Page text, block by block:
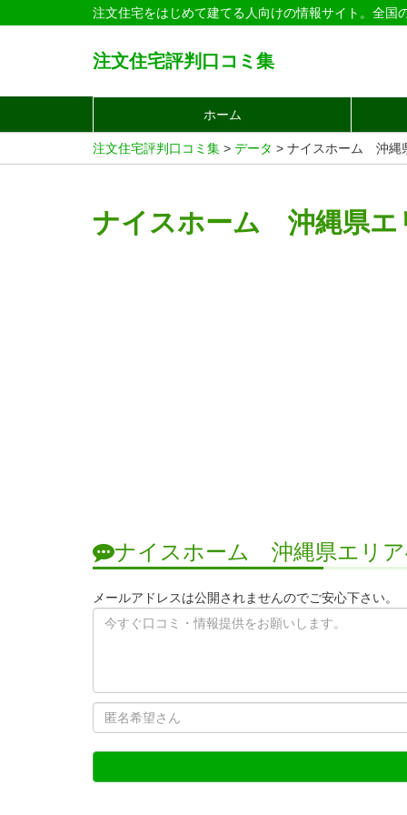
注文住宅をはじめて建てる人向けの情報サイト。全国
注文住宅評判口コミ集
ホーム
注文住宅評判口コミ集 > データ > ナイスホーム 沖縄
ナイスホーム 沖縄県エ
ナイスホーム 沖縄県エリ
メールアドレスは公開されませんのでご安心下さい。